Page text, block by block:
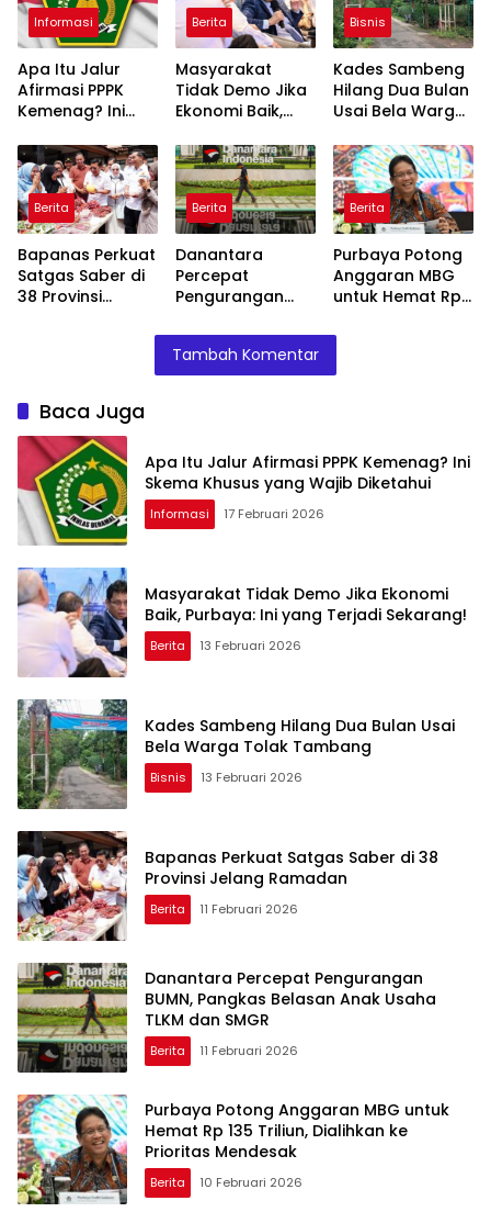
Informasi
Apa Itu Jalur
Afirmasi PPPK
Kemenag? Ini
yang Wajib
Diketahui
Berita
Masyarakat
Tidak Demo Jika
Ekonomi Baik,
Terjadi Sekarang!
Bisnis
Kades Sambeng
Hilang Dua Bulan
Usai Bela Warga
Berita
Bapanas Perkuat
Satgas Saber di
38 Provinsi
Berita
Danantara
Percepat
Pengurangan
Belasan Anak
Usaha TLKM dan
SMGR
Berita
Purbaya Potong
Anggaran MBG
untuk Hemat Rp
Dialihkan ke
Mendesak
Tambah Komentar
Baca Juga
Apa Itu Jalur Afirmasi PPPK Kemenag? Ini
Skema Khusus yang Wajib Diketahui
Informasi 17 Februari 2026
Masyarakat Tidak Demo Jika Ekonomi
Baik, Purbaya: Ini yang Terjadi Sekarang!
Berita 13 Februari 2026
Kades Sambeng Hilang Dua Bulan Usai
Bela Warga Tolak Tambang
Bisnis 13 Februari 2026
Bapanas Perkuat Satgas Saber di 38
Provinsi Jelang Ramadan
Berita 11 Februari 2026
Danantara Percepat Pengurangan
BUMN, Pangkas Belasan Anak Usaha
TLKM dan SMGR
Berita 11 Februari 2026
Purbaya Potong Anggaran MBG untuk
Hemat Rp 135 Triliun, Dialihkan ke
Prioritas Mendesak
Berita 10 Februari 2026